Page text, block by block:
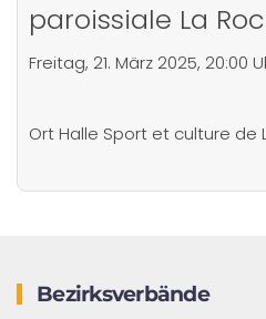
paroissiale La
Freitag, 21. März 2025, 20:00
Ort Halle Sport et culture de
Bezirksverbände